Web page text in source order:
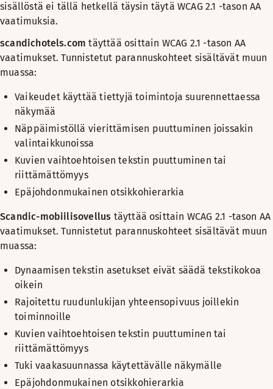
sisällöstä ei tällä hetkellä täysin täytä WCAG 2.1 -tason AA
vaatimuksia.
scandichotels.com täyttää osittain WCAG 2.1 -tason AA
vaatimukset. Tunnistetut parannuskohteet sisältävät muun
muassa:
Vaikeudet käyttää tiettyjä toimintoja suurennettaessa
näkymää
Näppäimistöllä vierittämisen puuttuminen joissakin
valintaikkunoissa
Kuvien vaihtoehtoisen tekstin puuttuminen tai
riittämättömyys
Epäjohdonmukainen otsikkohierarkia
Scandic-mobiilisovellus täyttää osittain WCAG 2.1 -tason AA
vaatimukset. Tunnistetut parannuskohteet sisältävät muun
muassa:
Dynaamisen tekstin asetukset eivät säädä tekstikokoa
oikein
Rajoitettu ruudunlukijan yhteensopivuus joillekin
toiminnoille
Kuvien vaihtoehtoisen tekstin puuttuminen tai
riittämättömyys
Tuki vaakasuunnassa käytettävälle näkymälle
Epäjohdonmukainen otsikkohierarkia